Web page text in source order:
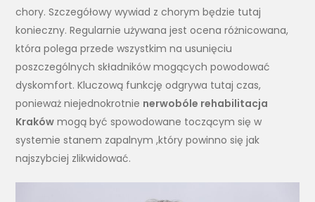
chory. Szczegółowy wywiad z chorym będzie tutaj
konieczny. Regularnie używana jest ocena różnicowana,
która polega przede wszystkim na usunięciu
poszczególnych składników mogących powodować
dyskomfort. Kluczową funkcję odgrywa tutaj czas,
ponieważ niejednokrotnie nerwobóle rehabilitacja
Kraków mogą być spowodowane toczącym się w
systemie stanem zapalnym ,który powinno się jak
najszybciej zlikwidować.